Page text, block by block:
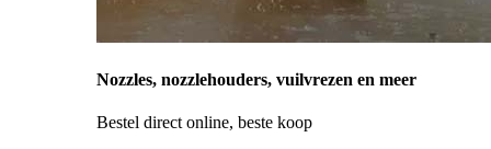
Nozzles, nozzlehouders, vuilvrezen en meer
Bestel direct online, beste koop